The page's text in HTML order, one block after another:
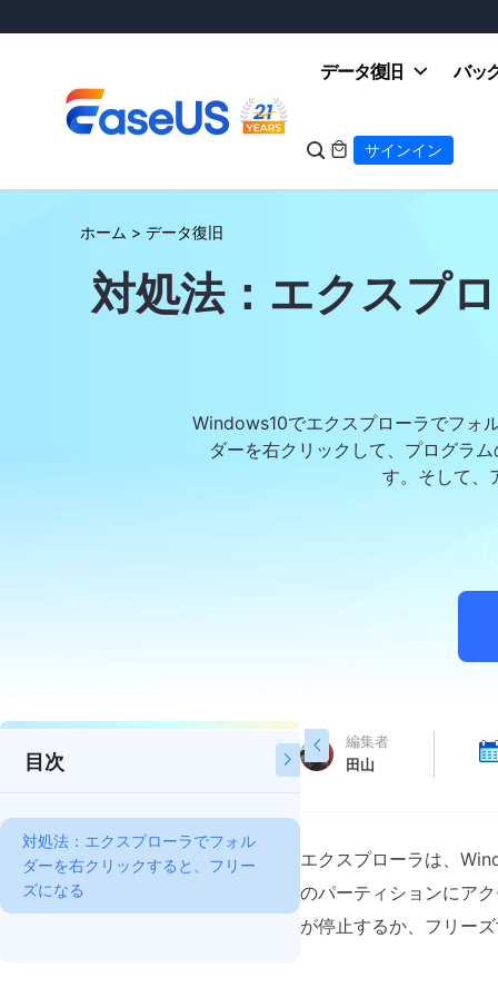
データ復旧 バッ
  サインイン
ホーム > データ復旧
対処法：エクスプ
Windows10でエクスプローラでフォ
ダーを右クリックして、プログラ
す。そして、


目次
対処法：エクスプローラでフォル
ダーを右クリックすると、フリー
ズになる
編集者
田山
エクスプローラは、
のパーティションにア
が停止するか、フリー